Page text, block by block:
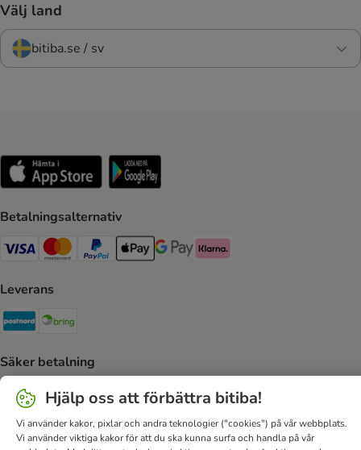
Välj land
bitiba.se / sv
Betalningsalternativ
VISA Payment Method
Mastercard Payment Method
Paypal Payment Method
Apple Pay Payment Method
Google Pay Payment Method
Klarna Payment Method
Leverans
Postnord Shipping Method
Säker betalning
Security
Hjälp oss att förbättra bitiba!
Vi använder kakor, pixlar och andra teknologier ("cookies") på vår webbplats.
Vi använder viktiga kakor för att du ska kunna surfa och handla på vår